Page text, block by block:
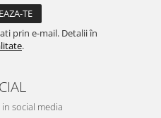
prin e-mail. Detalii în
.
social media